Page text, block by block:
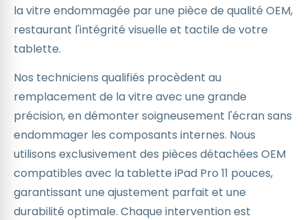
la vitre endommagée par une pièce de qualité OEM,
restaurant l'intégrité visuelle et tactile de votre
tablette.
Nos techniciens qualifiés procèdent au
remplacement de la vitre avec une grande
précision, en démonter soigneusement l'écran sans
endommager les composants internes. Nous
utilisons exclusivement des pièces détachées OEM
compatibles avec la tablette iPad Pro 11 pouces,
garantissant une ajustement parfait et une
durabilité optimale. Chaque intervention est